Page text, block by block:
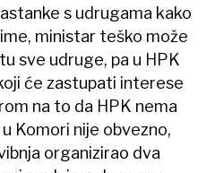
s udrugama kako
ministar teško može
sve udruge, pa u HPK
će zastupati interese
na to da HPK nema
Komori nije obvezno,
organizirao dva